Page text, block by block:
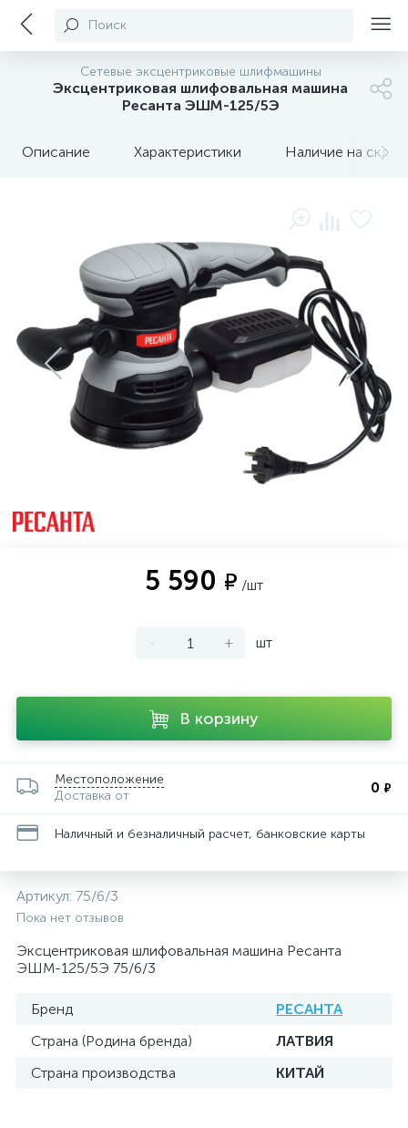
Поиск
Сетевые эксцентриковые шлифмашины
Эксцентриковая шлифовальная машина
Ресанта ЭШМ-125/5Э
Описание Характеристики Наличие на
5 590 ₽ /шт
- + шт
В корзину
Местоположение
Доставка от
0 ₽
Наличный и безналичный расчет, банковские карты
Артикул: 75/6/3
Пока нет отзывов
Эксцентриковая шлифовальная машина Ресанта
ЭШМ-125/5Э 75/6/3
Бренд
РЕСАНТА
Страна (Родина бренда)
ЛАТВИЯ
Страна производства
КИТАЙ